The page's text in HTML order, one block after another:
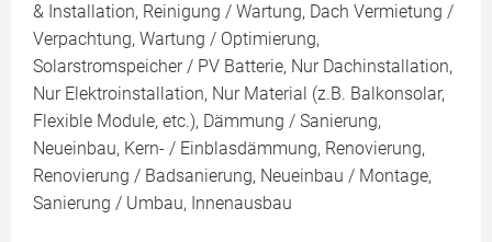
& Installation, Reinigung / Wartung, Dach Vermietung /
Verpachtung, Wartung / Optimierung,
Solarstromspeicher / PV Batterie, Nur Dachinstallation,
Nur Elektroinstallation, Nur Material (z.B. Balkonsolar,
Flexible Module, etc.), Dämmung / Sanierung,
Neueinbau, Kern- / Einblasdämmung, Renovierung,
Renovierung / Badsanierung, Neueinbau / Montage,
Sanierung / Umbau, Innenausbau